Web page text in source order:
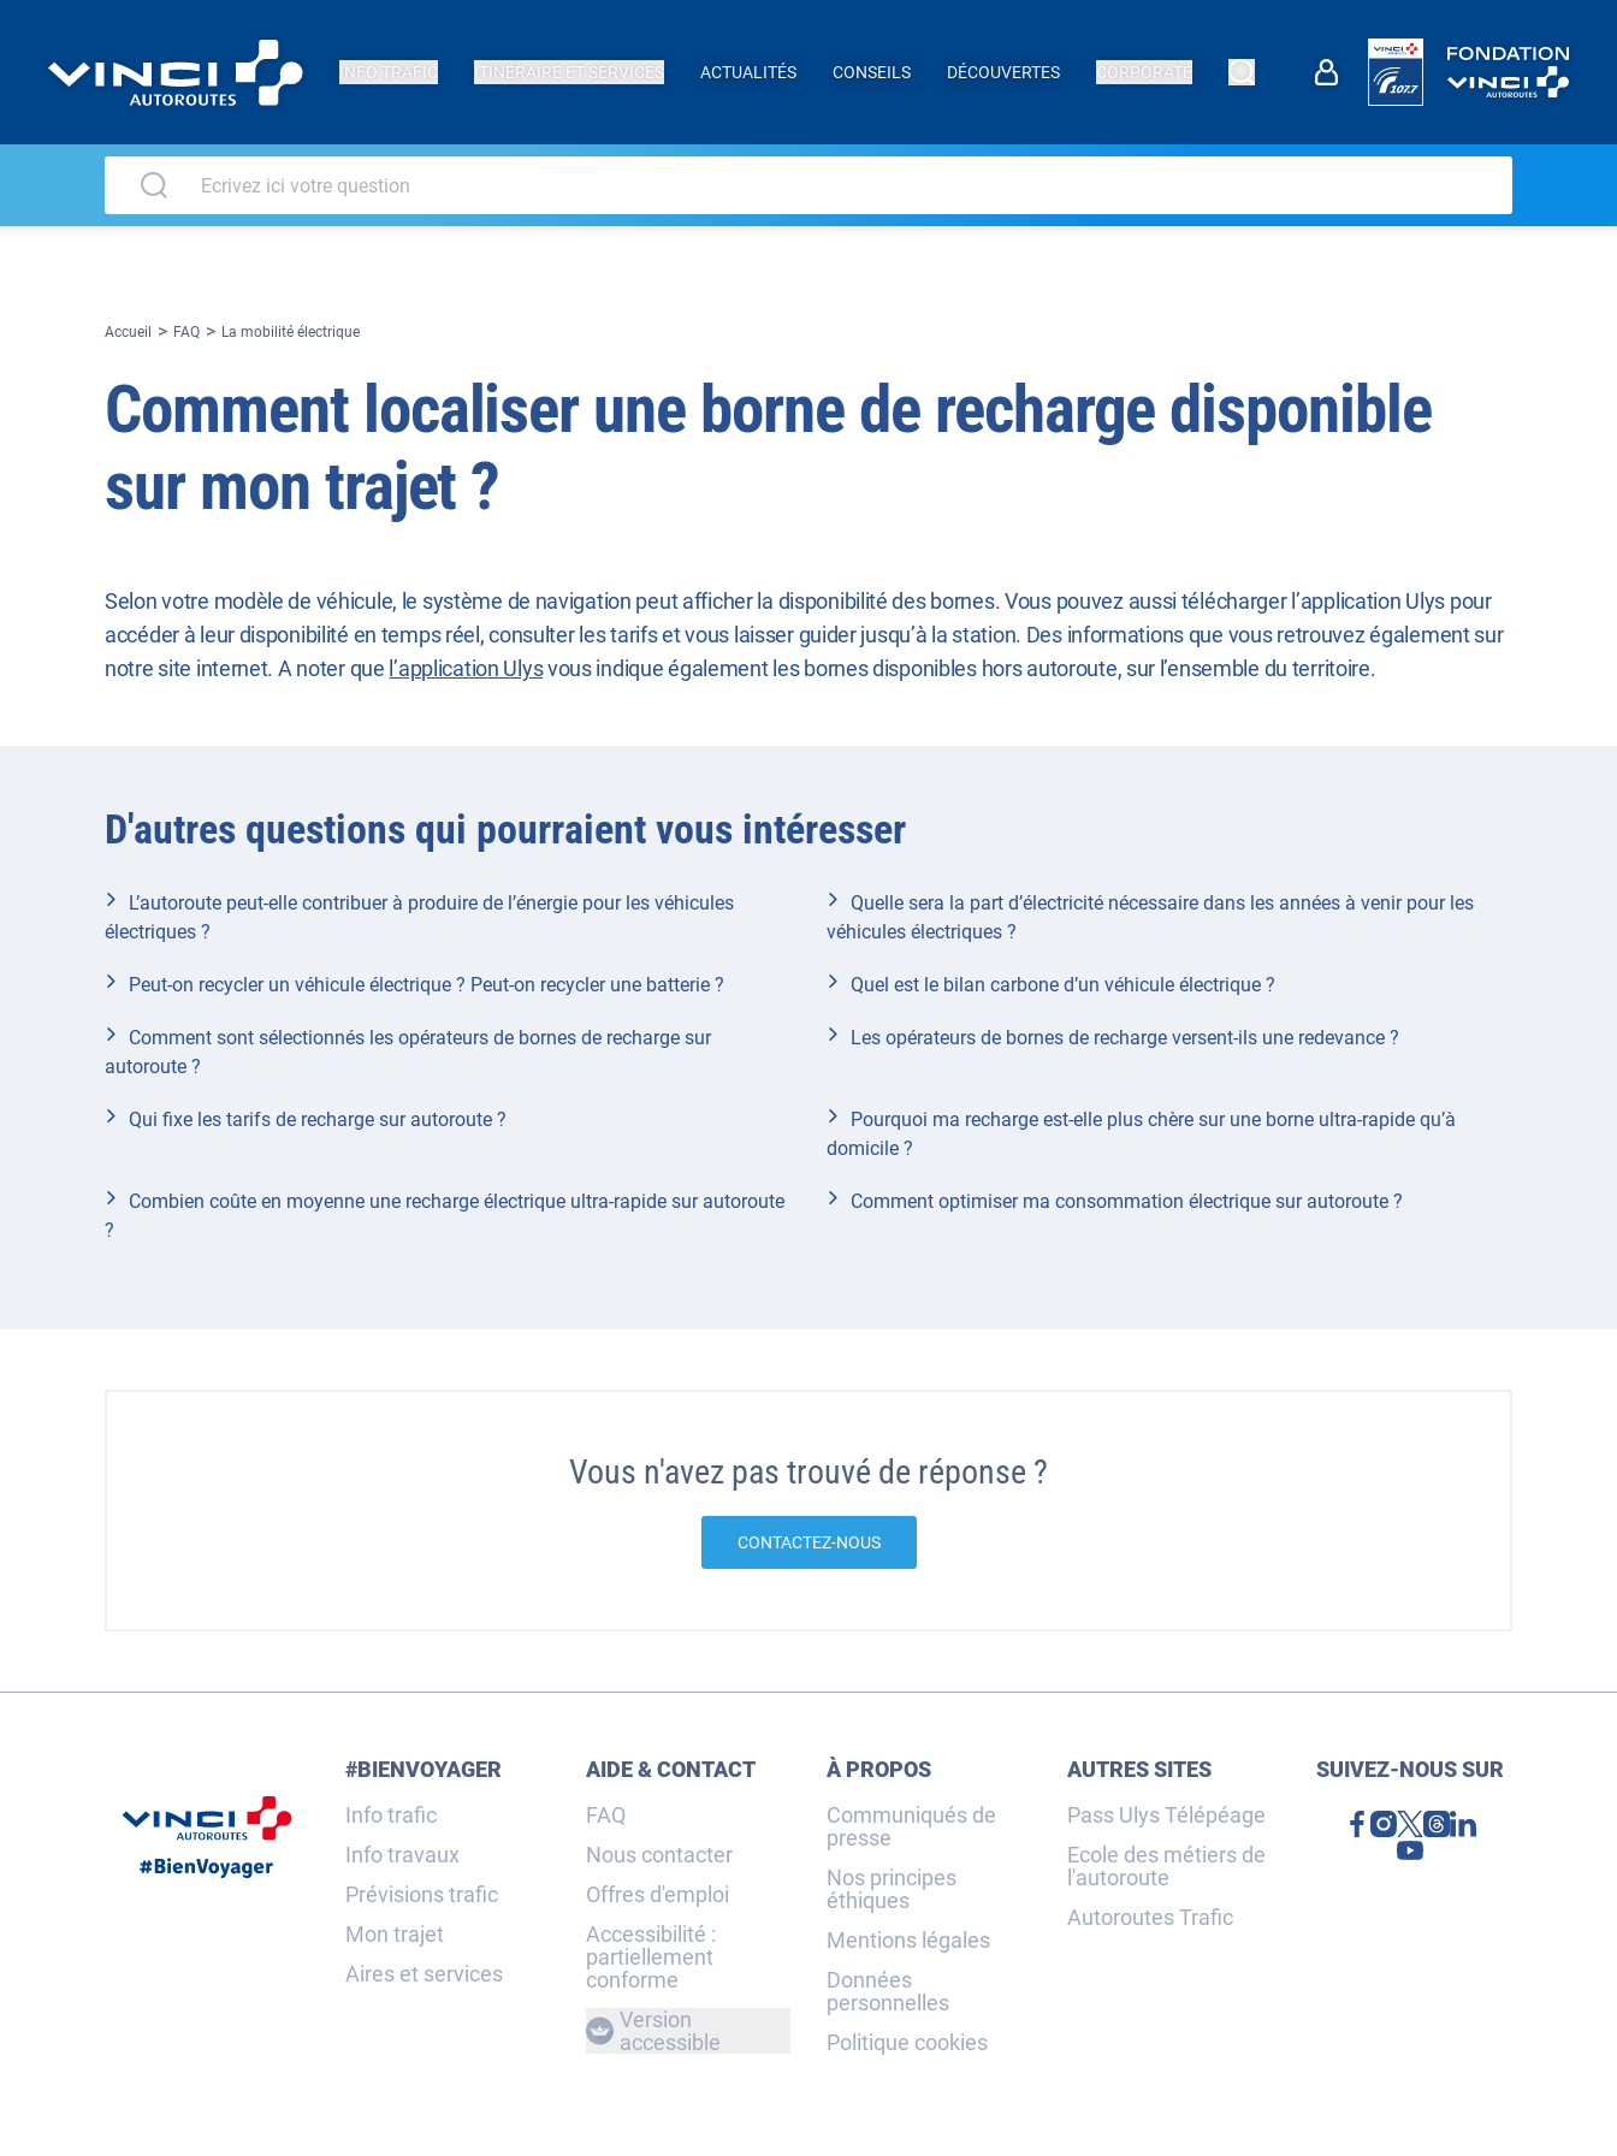
INFO TRAFIC ITINÉRAIRE ET SERVICES ACTUALITÉS CONSEILS DÉCOUVERTES CORPORATE
Accueil FAQ La mobilité électrique
Comment localiser une borne de recharge disponible
sur mon trajet ?
Selon votre modèle de véhicule, le système de navigation peut afficher la disponibilité des bornes. Vous pouvez aussi télécharger l’application Ulys pour
accéder à leur disponibilité en temps réel, consulter les tarifs et vous laisser guider jusqu’à la station. Des informations que vous retrouvez également sur
notre site internet. A noter que l’application Ulysvous indique également les bornes disponibles hors autoroute, sur l’ensemble du territoire.
D'autres questions qui pourraient vous intéresser
L’autoroute peut-elle contribuer à produire de l’énergie pour les véhicules
électriques ?
Quelle sera la part d’électricité nécessaire dans les années à venir pour les
véhicules électriques ?
Peut-on recycler un véhicule électrique ? Peut-on recycler une batterie ? Quel est le bilan carbone d’un véhicule électrique ?
Comment sont sélectionnés les opérateurs de bornes de recharge sur
autoroute ?
Les opérateurs de bornes de recharge versent-ils une redevance ?
Qui fixe les tarifs de recharge sur autoroute ?
Pourquoi ma recharge est-elle plus chère sur une borne ultra-rapide qu’à
domicile ?
Combien coûte en moyenne une recharge électrique ultra-rapide sur autoroute
?
Comment optimiser ma consommation électrique sur autoroute ?
Vous n'avez pas trouvé de réponse ?
CONTACTEZ-NOUS
#BIENVOYAGER
Info trafic
Info travaux
Prévisions trafic
Mon trajet
Aires et services
AIDE & CONTACT
FAQ
Nous contacter
Offres d'emploi
Accessibilité :
partiellement
conforme
Version
accessible
À PROPOS
Communiqués de
presse
Nos principes
éthiques
Mentions légales
Données
personnelles
Politique cookies
AUTRES SITES
Pass Ulys Télépéage
Ecole des métiers de
l'autoroute
Autoroutes Trafic
SUIVEZ-NOUS SUR